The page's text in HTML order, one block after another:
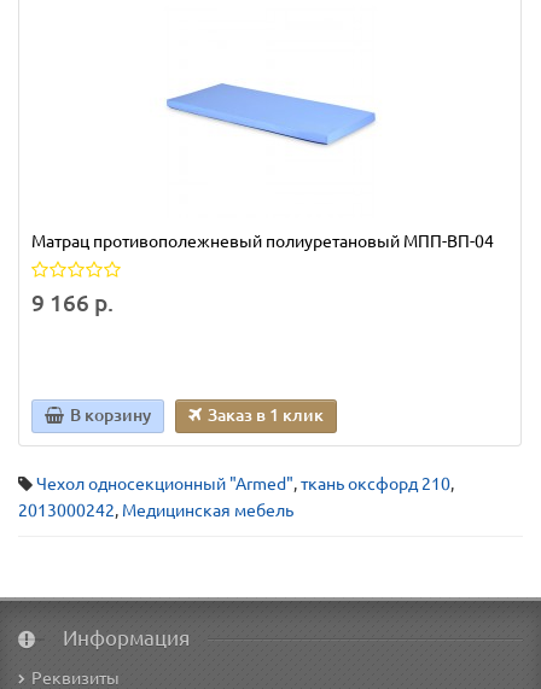
Матрац противополежневый полиуретановый МПП-ВП-04
9 166 р.
В корзину Заказ в 1 клик
Чехол односекционный "Аrmed",ткань оксфорд 210,
2013000242, Медицинская мебель
Информация
Реквизиты